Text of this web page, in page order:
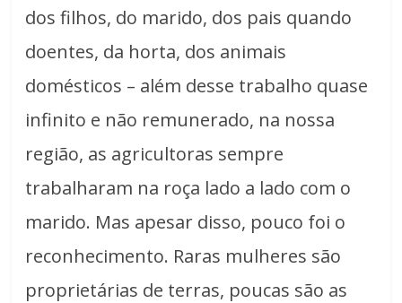
dos filhos, do marido, dos pais quando
doentes, da horta, dos animais
domésticos – além desse trabalho quase
infinito e não remunerado, na nossa
região, as agricultoras sempre
trabalharam na roça lado a lado com o
marido. Mas apesar disso, pouco foi o
reconhecimento. Raras mulheres são
proprietárias de terras, poucas são as